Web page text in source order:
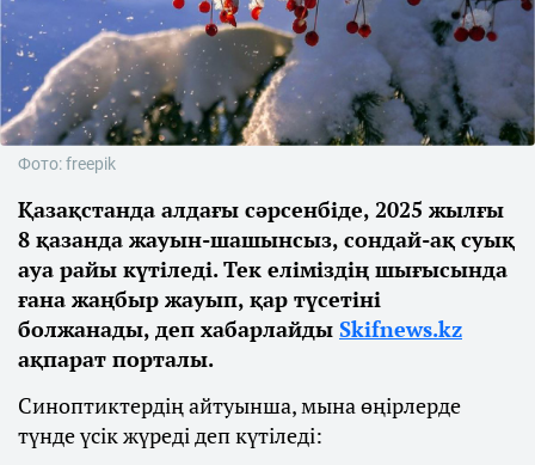
Фото: freepik
Қазақстанда алдағы сәрсенбіде, 2025 жылғы
8 қазанда жауын-шашынсыз, сондай-ақ суық
ауа райы күтіледі. Тек еліміздің шығысында
ғана жаңбыр жауып, қар түсетіні
болжанады, деп хабарлайды Skifnews.kz
ақпарат порталы.
Синоптиктердің айтуынша, мына өңірлерде
түнде үсік жүреді деп күтіледі: